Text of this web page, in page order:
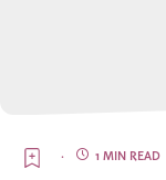
1 MIN READ
·